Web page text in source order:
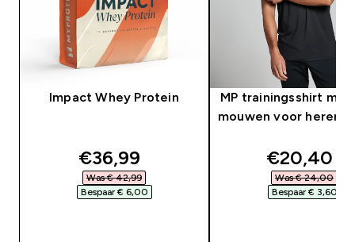
Impact Whey Protein
discounted price
€36,99‎
Was € 42,99‎
Bespaar € 6,00‎
MP trainingsshirt
mouwen voor heren -
€20,40‎
Was € 24,00‎
Bespaar € 3,60‎